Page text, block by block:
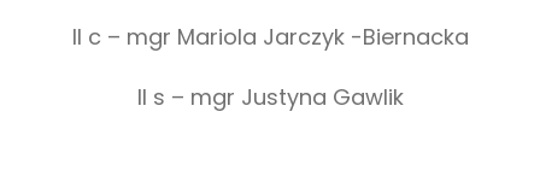
II c – mgr Mariola Jarczyk -Biernacka
II s – mgr Justyna Gawlik